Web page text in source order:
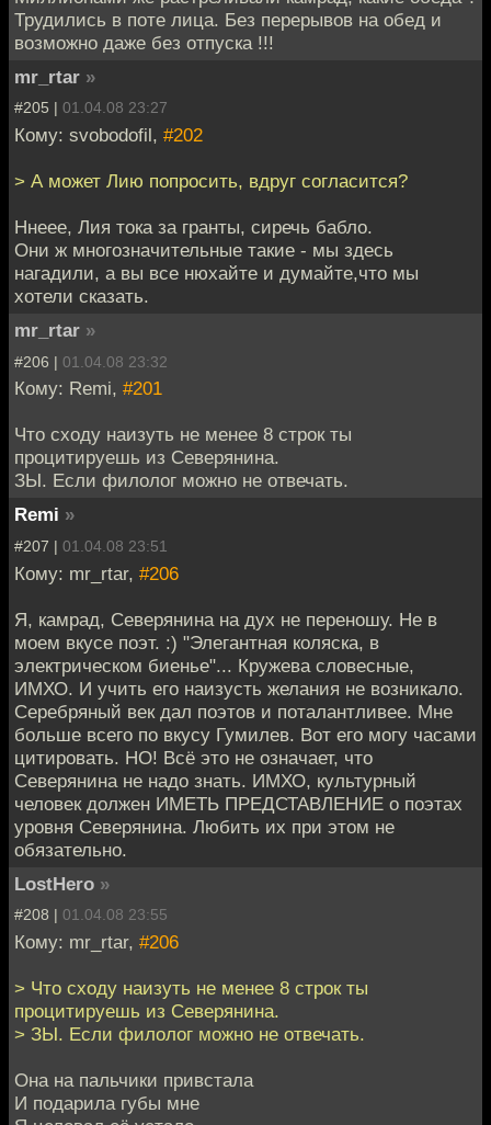
Трудились в поте лица. Без перерывов на обед и
возможно даже без отпуска !!!
mr_rtar »
#205 | 01.04.08 23:27
Кому: svobodofil, #202
> А может Лию попросить, вдруг согласится?
Ннеее, Лия тока за гранты, сиречь бабло.
Они ж многозначительные такие - мы здесь
нагадили, а вы все нюхайте и думайте,что мы
хотели сказать.
mr_rtar »
#206 | 01.04.08 23:32
Кому: Remi, #201
Что сходу наизуть не менее 8 строк ты
процитируешь из Северянина.
ЗЫ. Если филолог можно не отвечать.
Remi »
#207 | 01.04.08 23:51
Кому: mr_rtar, #206
Я, камрад, Северянина на дух не переношу. Не в
моем вкусе поэт. :) "Элегантная коляска, в
электрическом биенье"... Кружева словесные,
ИМХО. И учить его наизусть желания не возникало.
Серебряный век дал поэтов и поталантливее. Мне
больше всего по вкусу Гумилев. Вот его могу часами
цитировать. НО! Всё это не означает, что
Северянина не надо знать. ИМХО, культурный
человек должен ИМЕТЬ ПРЕДСТАВЛЕНИЕ о поэтах
уровня Северянина. Любить их при этом не
обязательно.
LostHero »
#208 | 01.04.08 23:55
Кому: mr_rtar, #206
> Что сходу наизуть не менее 8 строк ты
процитируешь из Северянина.
> ЗЫ. Если филолог можно не отвечать.
Она на пальчики привстала
И подарила губы мне